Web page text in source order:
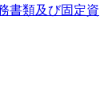
書類及び固定資